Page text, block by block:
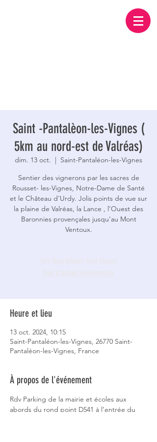
Saint -Pantalèon-les-Vignes (
5km au nord-est de Valréas)
dim. 13 oct.
  |
Saint-Pantaléon-les-Vignes
Sentier des vignerons par les sacres de
Rousset- les-Vignes, Notre-Dame de Santé
et le Château d’Urdy. Jolis points de vue sur
la plaine de Valréas, la Lance , l’Ouest des
Baronnies provençales jusqu’au Mont
Ventoux.
Heure et lieu
13 oct. 2024, 10:15
Saint-Pantaléon-les-Vignes, 26770 Saint-
Pantaléon-les-Vignes, France
À propos de l'événement
Rdv Parking de la mairie et écoles aux
abords du rond point D541 à l’entrée du